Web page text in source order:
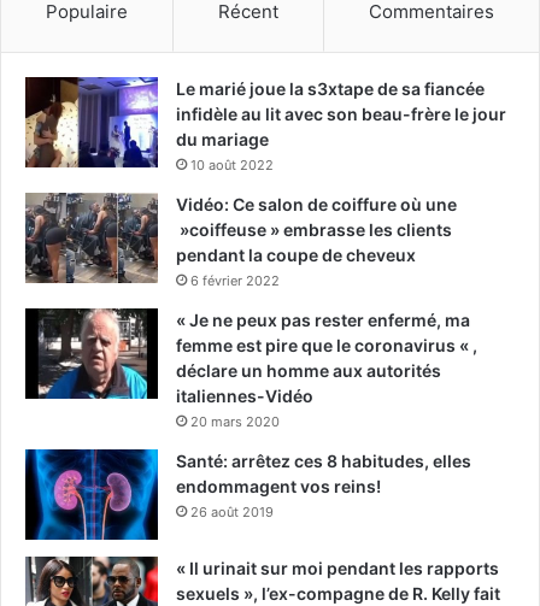
Populaire Récent Commentaires
Le marié joue la s3xtape de sa fiancée
infidèle au lit avec son beau-frère le jour
du mariage
10 août 2022
Vidéo: Ce salon de coiffure où une
»coiffeuse » embrasse les clients
pendant la coupe de cheveux
6 février 2022
« Je ne peux pas rester enfermé, ma
femme est pire que le coronavirus « ,
déclare un homme aux autorités
italiennes-Vidéo
20 mars 2020
Santé: arrêtez ces 8 habitudes, elles
endommagent vos reins!
26 août 2019
« Il urinait sur moi pendant les rapports
sexuels », l’ex-compagne de R. Kelly fait